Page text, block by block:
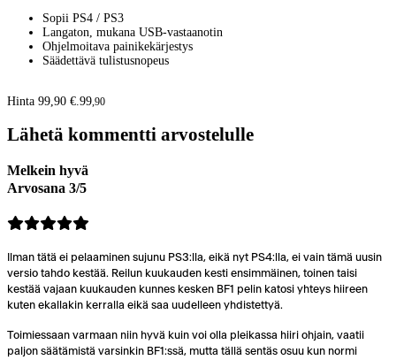
Sopii PS4 / PS3
Langaton, mukana USB-vastaanotin
Ohjelmoitava painikekärjestys
Säädettävä tulistusnopeus
Hinta 99,90 €. 99,90
Lähetä kommentti arvostelulle
Melkein hyvä
Arvosana 3/5
Ilman tätä ei pelaaminen sujunu PS3:lla, eikä nyt PS4:lla, ei vain tämä uusin
versio tahdo kestää. Reilun kuukauden kesti ensimmäinen, toinen taisi
kestää vajaan kuukauden kunnes kesken BF1 pelin katosi yhteys hiireen
kuten ekallakin kerralla eikä saa uudelleen yhdistettyä.
Toimiessaan varmaan niin hyvä kuin voi olla pleikassa hiiri ohjain, vaatii
paljon säätämistä varsinkin BF1:ssä, mutta tällä sentäs osuu kun normi